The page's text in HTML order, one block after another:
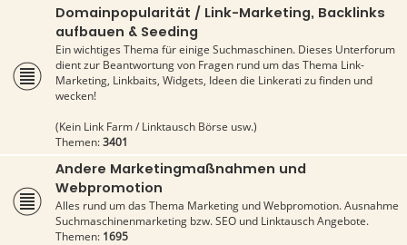
Domainpopularität / Link-Marketing, Backlinks
aufbauen & Seeding
Ein wichtiges Thema für einige Suchmaschinen. Dieses Unterforum
dient zur Beantwortung von Fragen rund um das Thema Link-
Marketing, Linkbaits, Widgets, Ideen die Linkerati zu finden und
wecken!
(Kein Link Farm / Linktausch Börse usw.)
Themen:3401
Andere Marketingmaßnahmen und
Webpromotion
Alles rund um das Thema Marketing und Webpromotion. Ausnahme
Suchmaschinenmarketing bzw. SEO und Linktausch Angebote.
Themen: 1695